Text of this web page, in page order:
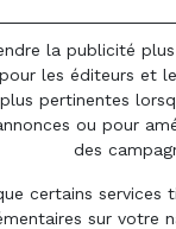
la publicité
les éditeurs et
pertinentes
ou pour
des
certains services
sur votre